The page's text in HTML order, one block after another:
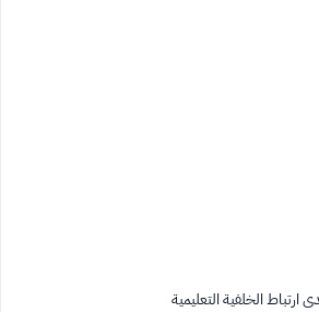
ارتباط الخلفية التعليمية